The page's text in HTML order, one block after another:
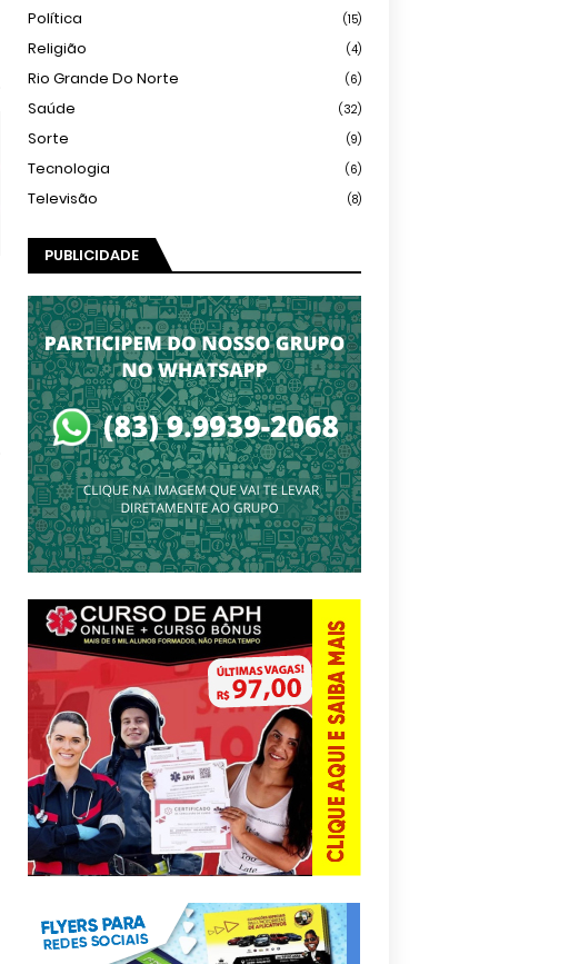
Política (15)
Religião (4)
Rio Grande Do Norte (6)
Saúde (32)
Sorte (9)
Tecnologia (6)
Televisão (8)
PUBLICIDADE